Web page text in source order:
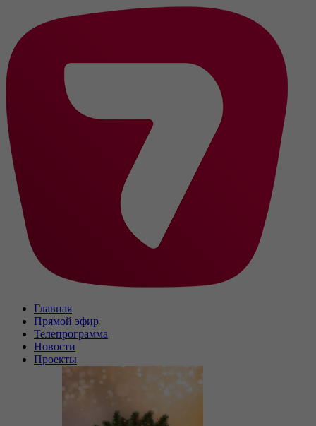
Главная
Прямой эфир
Телепрограмма
Новости
Проекты